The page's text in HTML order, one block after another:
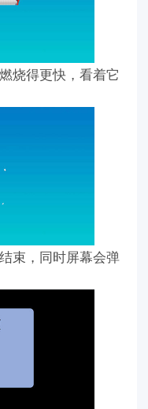
烧得更快，看着它
束，同时屏幕会弹